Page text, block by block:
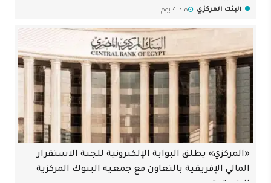
خلال العام القادم
البنك المركزي منذ 4 يوم
«المركزي» يطلق البوابة الإلكترونية للجنة الاستقرار
المالي الإفريقية بالتعاون مع جمعية البنوك المركزية